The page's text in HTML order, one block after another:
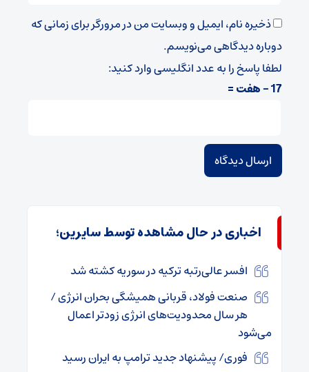
ذخیره نام، ایمیل و وبسایت من در مرورگر برای زمانی که
دوباره دیدگاهی می‌نویسم.
لطفا پاسخ را به عدد انگلیسی وارد کنید:
17 − هفت =
اخباری در حال مشاهده توسط سایرین؛
افسر عالی‌رتبه ترکیه در سوریه کشته شد
صنعت فولاد، قربانی همیشگی بحران انرژی /
هر سال محدودیت‌های انرژی زودتر اعمال
می‌شود
فوری/ پیشنهاد جدید ترامپ به ایران رسید